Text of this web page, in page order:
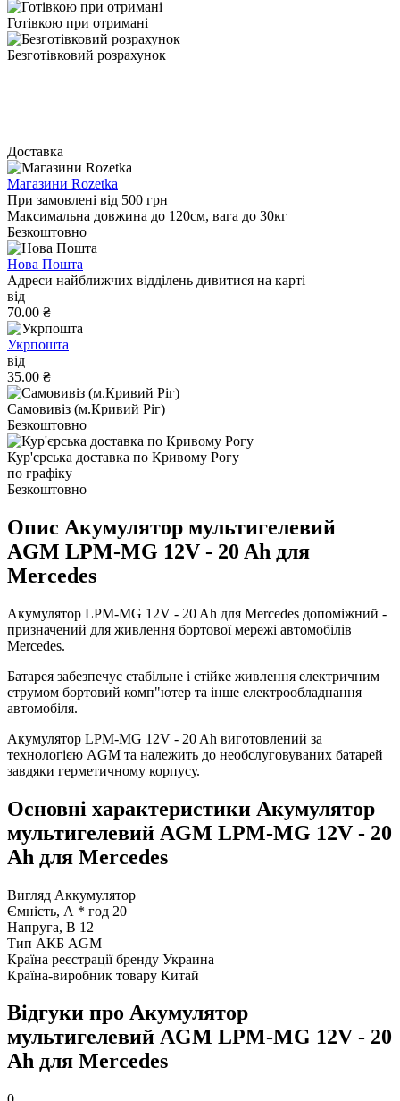
Готівкою при отримані
Безготівковий розрахунок
Доставка
Магазини Rozetka
При замовлені від 500 грн
Максимальна довжина до 120см, вага до 30кг
Безкоштовно
Нова Пошта
Адреси найближчих відділень дивитися на карті
від
70.00 ₴
Укрпошта
від
35.00 ₴
Самовивіз (м.Кривий Ріг)
Безкоштовно
Кур'єрська доставка по Кривому Рогу
по графіку
Безкоштовно
Опис Акумулятор мультигелевий
AGM LPM-MG 12V - 20 Ah для
Mercedes
Акумулятор LPM-MG 12V - 20 Ah для Mercedes допоміжний -
призначений для живлення бортової мережі автомобілів
Mercedes.
Батарея забезпечує стабільне і стійке живлення електричним
струмом бортовий комп"ютер та інше електрообладнання
автомобіля.
Акумулятор LPM-MG 12V - 20 Ah виготовлений за
технологією AGM та належить до необслуговуваних батарей
завдяки герметичному корпусу.
Основні характеристики Акумулятор
мультигелевий AGM LPM-MG 12V - 20
Ah для Mercedes
Вигляд Аккумулятор
Ємність, А * год 20
Напруга, В 12
Тип АКБ AGM
Країна реєстрації бренду Украина
Країна-виробник товару Китай
Відгуки про Акумулятор
мультигелевий AGM LPM-MG 12V - 20
Ah для Mercedes